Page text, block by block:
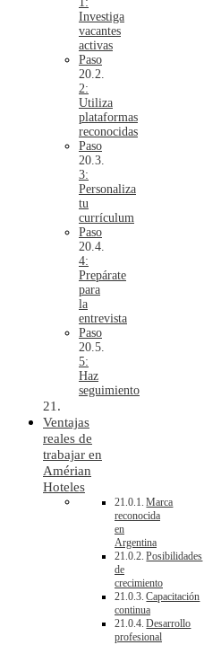
Investiga
vacantes
activas
Paso
2:
Utiliza
plataformas
reconocidas
Paso
3:
Personaliza
tu
currículum
Paso
4:
Prepárate
para
la
entrevista
Paso
5:
Haz
seguimiento
Ventajas
reales de
trabajar en
Amérian
Hoteles
Marca
reconocida
en
Argentina
Posibilidades
de
crecimiento
Capacitación
continua
Desarrollo
profesional